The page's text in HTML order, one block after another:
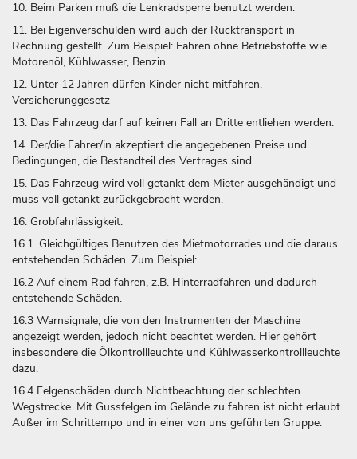
10. Beim Parken muß die Lenkradsperre benutzt werden.
11. Bei Eigenverschulden wird auch der Rücktransport in
Rechnung gestellt. Zum Beispiel: Fahren ohne Betriebstoffe wie
Motorenöl, Kühlwasser, Benzin.
12. Unter 12 Jahren dürfen Kinder nicht mitfahren.
Versicherunggesetz
13. Das Fahrzeug darf auf keinen Fall an Dritte entliehen werden.
14. Der/die Fahrer/in akzeptiert die angegebenen Preise und
Bedingungen, die Bestandteil des Vertrages sind.
15. Das Fahrzeug wird voll getankt dem Mieter ausgehändigt und
muss voll getankt zurückgebracht werden.
16. Grobfahrlässigkeit:
16.1. Gleichgültiges Benutzen des Mietmotorrades und die daraus
entstehenden Schäden. Zum Beispiel:
16.2 Auf einem Rad fahren, z.B. Hinterradfahren und dadurch
entstehende Schäden.
16.3 Warnsignale, die von den Instrumenten der Maschine
angezeigt werden, jedoch nicht beachtet werden. Hier gehört
insbesondere die Ölkontrollleuchte und Kühlwasserkontrollleuchte
dazu.
16.4 Felgenschäden durch Nichtbeachtung der schlechten
Wegstrecke. Mit Gussfelgen im Gelände zu fahren ist nicht erlaubt.
Außer im Schrittempo und in einer von uns geführten Gruppe.